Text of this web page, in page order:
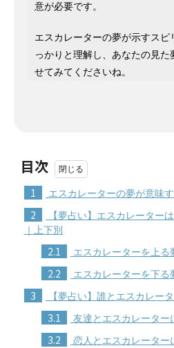
意が必要です。
エスカレーターの夢が示すスピ
っかりと理解し、あなたの見た
せてみてくださいね。
目次
1 エスカレーターの夢が意味
2
【夢占い】エスカレーター
｜上下別
2.1 エスカレーターを上る
2.2 エスカレーターを下る
3 【夢占い】誰とエスカレー
3.1 友達とエスカレーター
3.2 恋人とエスカレーター